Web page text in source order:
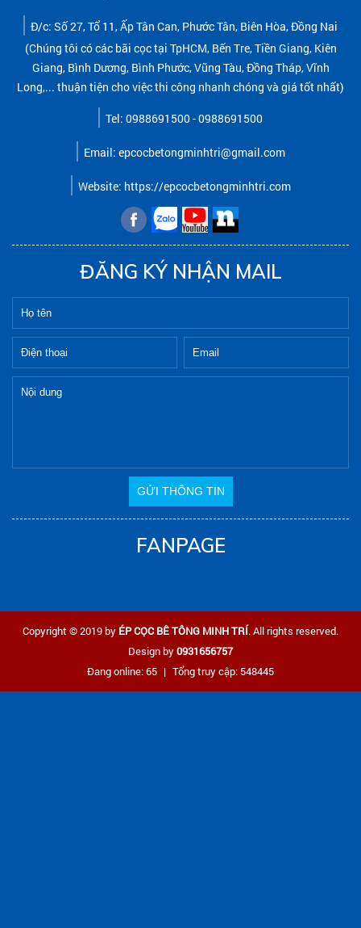
Đ/c: Số 27, Tổ 11, Ấp Tân Can, Phước Tân, Biên Hòa, Đồng Nai
(Chúng tôi có các bãi cọc tại TpHCM, Bến Tre, Tiền Giang, Kiên
Giang, Bình Dương, Bình Phước, Vũng Tàu, Đồng Tháp, Vĩnh
Long,... thuận tiện cho việc thi công nhanh chóng và giá tốt nhất)
Tel: 0988691500 - 0988691500
Email: epcocbetongminhtri@gmail.com
Website: https://epcocbetongminhtri.com
ĐĂNG KÝ NHẬN MAIL
FANPAGE
Copyright © 2019 by ÉP CỌC BÊ TÔNG MINH TRÍ. All rights reserved.
Design by0931656757
Đang online: 65 | Tổng truy cập: 548445